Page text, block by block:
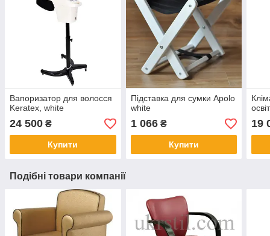
Вапоризатор для волосся
Keratex, white
24 500 ₴
Купити
Підставка для сумки Apolo
white
1 066₴
Купити
19
Подібні товари компанії